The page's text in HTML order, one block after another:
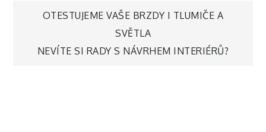
Navigace
pro
OTESTUJEME VAŠE BRZDY I TLUMIČE A
SVĚTLA
NEVÍTE SI RADY S NÁVRHEM INTERIÉRŮ?